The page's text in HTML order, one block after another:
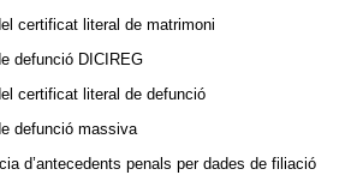
certificat literal de matrimoni
defunció DICIREG
certificat literal de defunció
defunció massiva
d’antecedents penals per dades de filiació